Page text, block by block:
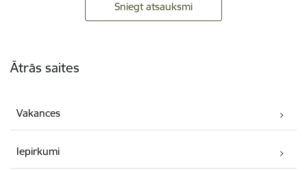
Sniegt atsauksmi
Ātrās saites
Vakances
Iepirkumi